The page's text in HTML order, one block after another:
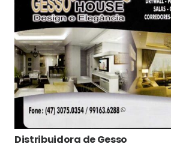
Distribuidora de Gesso